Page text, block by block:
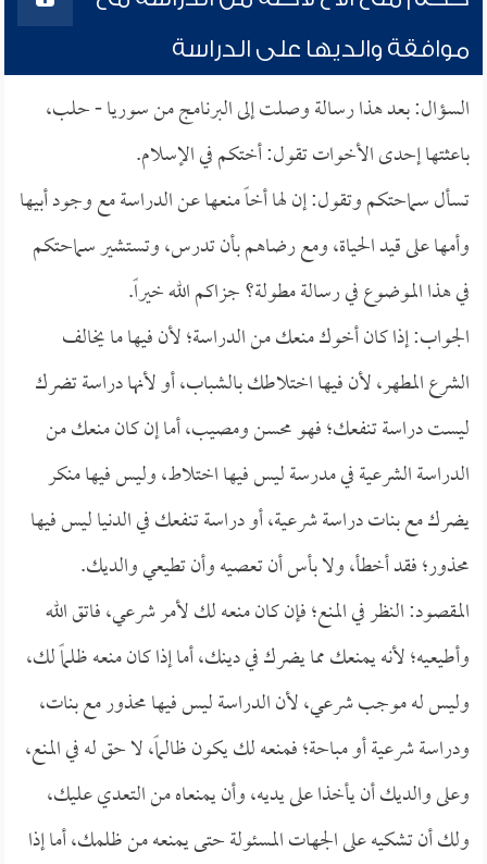
موافقة والديها على الدراسة
السؤال: بعد هذا رسالة وصلت إلى البرنامج من سوريا - حلب،
باعثتها إحدى الأخوات تقول: أختكم في الإسلام.
تسأل سماحتكم وتقول: إن لها أخاً منعها عن الدراسة مع وجود أبيها
وأمها على قيد الحياة، ومع رضاهم بأن تدرس، وتستشير سماحتكم
في هذا الموضوع في رسالة مطولة؟ جزاكم الله خيراً.
الجواب: إذا كان أخوك منعك من الدراسة؛ لأن فيها ما يخالف
الشرع المطهر، لأن فيها اختلاطك بالشباب، أو لأنها دراسة تضرك
ليست دراسة تنفعك؛ فهو محسن ومصيب، أما إن كان منعك من
الدراسة الشرعية في مدرسة ليس فيها اختلاط، وليس فيها منكر
يضرك مع بنات دراسة شرعية، أو دراسة تنفعك في الدنيا ليس فيها
محذور؛ فقد أخطأ، ولا بأس أن تعصيه وأن تطيعي والديك.
المقصود: النظر في المنع؛ فإن كان منعه لك لأمر شرعي، فاتق الله
وأطيعيه؛ لأنه يمنعك مما يضرك في دينك، أما إذا كان منعه ظلماً لك،
وليس له موجب شرعي، لأن الدراسة ليس فيها محذور مع بنات،
ودراسة شرعية أو مباحة؛ فمنعه لك يكون ظالماً، لا حق له في المنع،
وعلى والديك أن يأخذا على يديه، وأن يمنعاه من التعدي عليك،
ولك أن تشكيه على الجهات المسئولة حتى يمنعه من ظلمك، أما إذا